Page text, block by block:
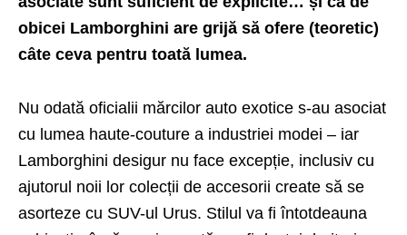
obicei Lamborghini are grijă să ofere (teoretic)
câte ceva pentru toată lumea.
Nu odată oficialii mărcilor auto exotice s-au asociat
cu lumea haute-couture a industriei modei – iar
Lamborghini desigur nu face excepție, inclusiv cu
ajutorul noii lor colecții de accesorii create să se
asorteze cu SUV-ul Urus. Stilul va fi întotdeauna